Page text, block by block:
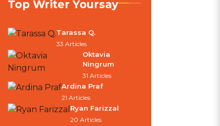
Top Writer Yoursay
Tarassa Q.
33 Articles
Oktavia
Ningrum
31 Articles
Ardina Praf
21 Articles
Ryan Farizzal
20 Articles